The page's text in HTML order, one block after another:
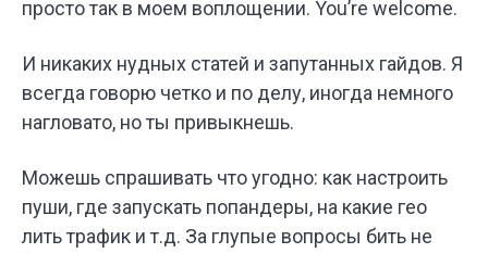
просто так в моем воплощении. You’re welcome.
И никаких нудных статей и запутанных гайдов. Я
всегда говорю четко и по делу, иногда немного
нагловато, но ты привыкнешь.
Можешь спрашивать что угодно: как настроить
пуши, где запускать попандеры, на какие гео
лить трафик и т.д. За глупые вопросы бить не